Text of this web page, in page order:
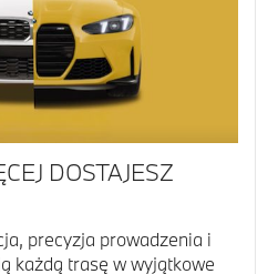
DOSTAJESZ
precyzja prowadzenia i
każdą trasę w wyjątkowe